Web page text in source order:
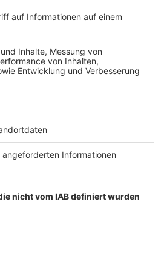
Rhein und Erft
rettet Teenager in De Bütt
Sport im Park